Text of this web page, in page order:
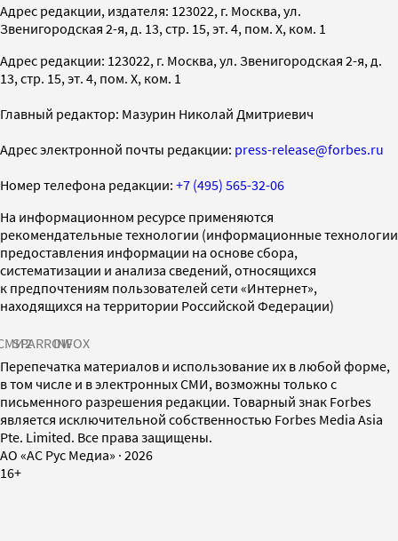
Адрес редакции, издателя: 123022, г. Москва, ул.
Звенигородская 2-я, д. 13, стр. 15, эт. 4, пом. X, ком. 1
Адрес редакции: 123022, г. Москва, ул. Звенигородская 2-я, д.
13, стр. 15, эт. 4, пом. X, ком. 1
Главный редактор: Мазурин Николай Дмитриевич
Адрес электронной почты редакции: press-release@forbes.ru
Номер телефона редакции: +7 (495) 565-32-06
На информационном ресурсе применяются
рекомендательные технологии (информационные технологии
предоставления информации на основе сбора,
систематизации и анализа сведений, относящихся
к предпочтениям пользователей сети «Интернет»,
находящихся на территории Российской Федерации)
SPARROWINFOX
Перепечатка материалов и использование их в любой форме,
в том числе и в электронных СМИ, возможны только с
письменного разрешения редакции. Товарный знак Forbes
является исключительной собственностью Forbes Media Asia
Pte. Limited. Все права защищены.
AO «АС Рус Медиа» · 2026
16+